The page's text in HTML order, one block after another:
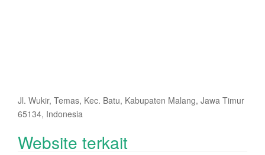
Jl. Wukir, Temas, Kec. Batu, Kabupaten Malang, Jawa Timur
65134, Indonesia
Website terkait